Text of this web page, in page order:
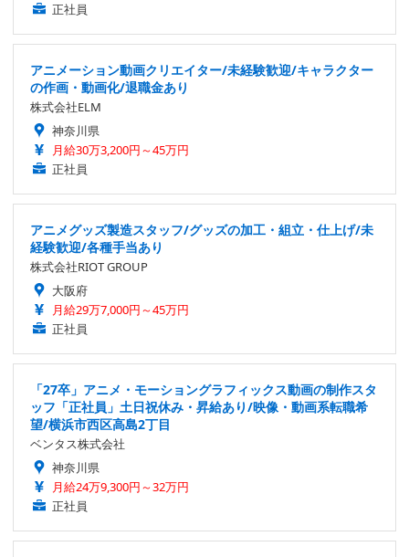
正社員
アニメーション動画クリエイター/未経験歓迎/キャラクター
の作画・動画化/退職金あり
株式会社ELM
神奈川県
月給30万3,200円～45万円
正社員
アニメグッズ製造スタッフ/グッズの加工・組立・仕上げ/未
経験歓迎/各種手当あり
株式会社RIOT GROUP
大阪府
月給29万7,000円～45万円
正社員
「27卒」アニメ・モーショングラフィックス動画の制作スタ
ッフ「正社員」土日祝休み・昇給あり/映像・動画系転職希
望/横浜市西区高島2丁目
ベンタス株式会社
神奈川県
月給24万9,300円～32万円
正社員